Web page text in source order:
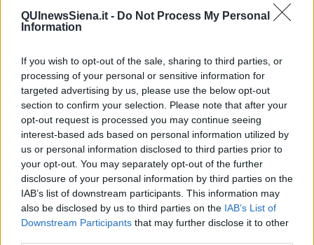
QUInewsSiena.it - Do Not Process My Personal
Information
If you wish to opt-out of the sale, sharing to third parties, or
processing of your personal or sensitive information for
targeted advertising by us, please use the below opt-out
section to confirm your selection. Please note that after your
opt-out request is processed you may continue seeing
interest-based ads based on personal information utilized by
us or personal information disclosed to third parties prior to
your opt-out. You may separately opt-out of the further
disclosure of your personal information by third parties on the
IAB’s list of downstream participants. This information may
also be disclosed by us to third parties on the IAB’s List of
Downstream Participants that may further disclose it to other
TORRITA DI SIENA —Intervento del 118 dell’Asl Toscana sud est,
attivato alle 21.12 di ieri sera, per un incidente di moto sulla Sp
15 a Torrita di Siena.
41enne è stato trasportato in codice giallo a Nottola.
Sul posto è intervenuta l’ambulanza della Misericordia di Sinalunga.